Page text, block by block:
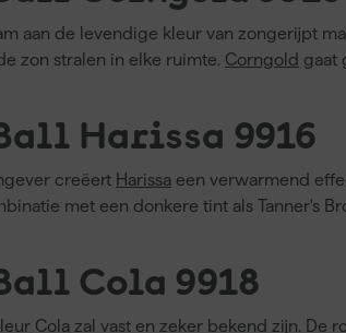
aan de levendige kleur van zongerijpt
zon stralen in elke ruimte. Corngold gaat
Harissa 9916
creëert Harissa een verwarmend
met een donkere tint als Tanner's
Cola 9918
Cola zal vast en zeker bekend zijn. De